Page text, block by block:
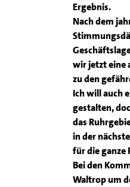
Ergebnis.
Nach dem
wir jetzt eine
zu den
Ich will auch
gestalten,
das
in der
für die ganze
Bei den
Waltrop um